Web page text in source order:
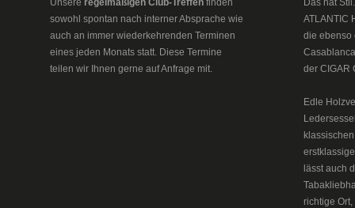
Unsere regelmäßigen Club-Treffen finden
sowohl spontan nach interner Absprache wie
auch an immer wiederkehrenden Terminen
eines jeden Monats statt. Diese Termine
teilen wir Ihnen gerne auf Anfrage mit.
Das hat
ATLANTIC
die ebenso
der CIGAR
Edle
lässt auch
richtige